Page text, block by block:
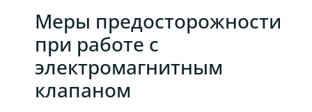
Меры предосторожности
при работе с
электромагнитным
клапаном